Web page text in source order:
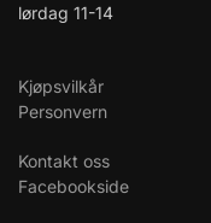
lørdag 11-14
Kjøpsvilkår
Personvern
Kontakt oss
Facebookside